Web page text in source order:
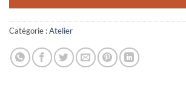
Catégorie :Atelier